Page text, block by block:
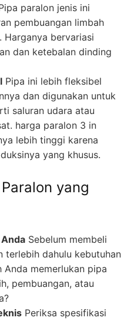
paralon jenis ini
pembuangan limbah
bervariasi
dan ketebalan dinding
Pipa ini lebih fleksibel
dan digunakan untuk
saluran udara atau
harga paralon 3 in
lebih tinggi karena
yang khusus.
yang
Sebelum membeli
terlebih dahulu kebutuhan
Anda memerlukan pipa
pembuangan, atau
Periksa spesifikasi